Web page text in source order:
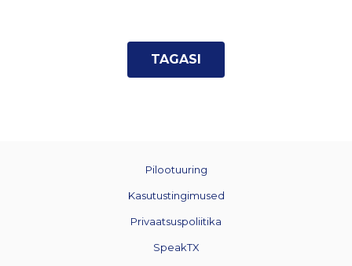
TAGASI
Pilootuuring
Kasutustingimused
Privaatsuspoliitika
SpeakTX